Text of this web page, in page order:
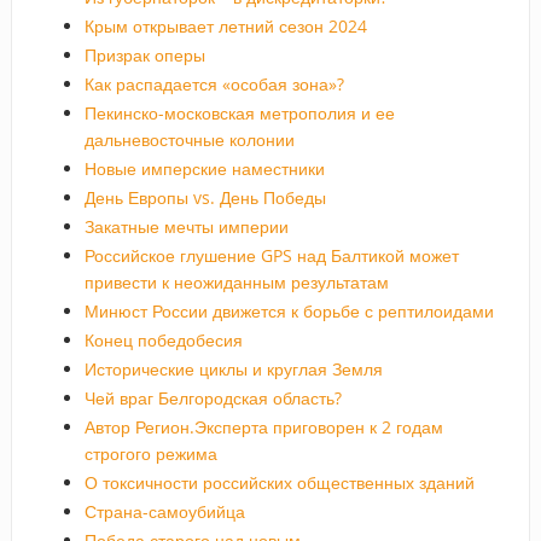
Крым открывает летний сезон 2024
Призрак оперы
Как распадается «особая зона»?
Пекинско-московская метрополия и ее
дальневосточные колонии
Новые имперские наместники
День Европы vs. День Победы
Закатные мечты империи
Российское глушение GPS над Балтикой может
привести к неожиданным результатам
Минюст России движется к борьбе с рептилоидами
Конец победобесия
Исторические циклы и круглая Земля
Чей враг Белгородская область?
Автор Регион.Эксперта приговорен к 2 годам
строгого режима
О токсичности российских общественных зданий
Страна-самоубийца